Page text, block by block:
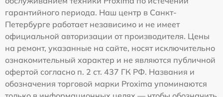
гарантийного периода. Наш центр в Санкт-
Петербурге работает независимо и не имеет
официальной авторизации от производителя. Цены
на ремонт, указанные на сайте, носят исключительно
ознакомительный характер и не являются публичной
офертой согласно п. 2 ст. 437 ГК РФ. Названия и
обозначения торговой марки Proxima упоминаются